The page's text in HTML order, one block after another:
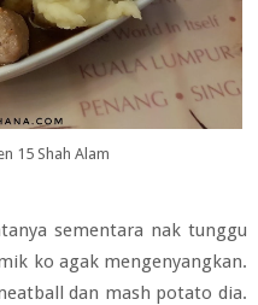
15 Shah Alam
sementara nak tunggu
ko agak mengenyangkan.
dan mash potato dia.